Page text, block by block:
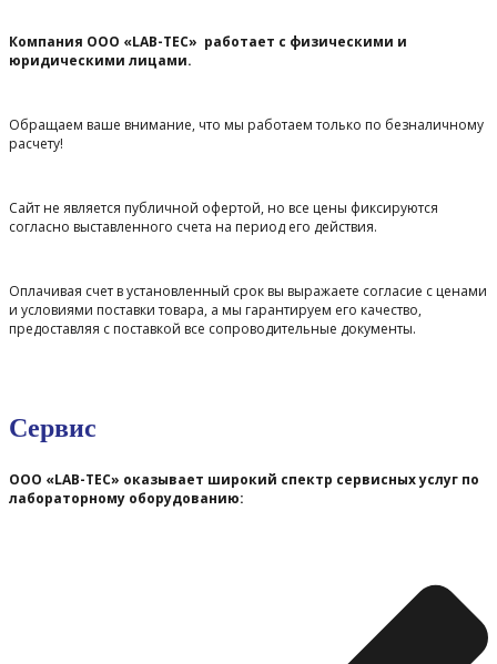
Компания ООО «LAB-TEC» работает с физическими и
юридическими лицами.
Обращаем ваше внимание, что мы работаем только по безналичному
расчету!
Сайт не является публичной офертой, но все цены фиксируются
согласно выставленного счета на период его действия.
Оплачивая счет в установленный срок вы выражаете согласие с ценами
и условиями поставки товара, а мы гарантируем его качество,
предоставляя с поставкой все сопроводительные документы.
Сервис
ООО «LAB-TEC» оказывает широкий спектр сервисных услуг по
лабораторному оборудованию: